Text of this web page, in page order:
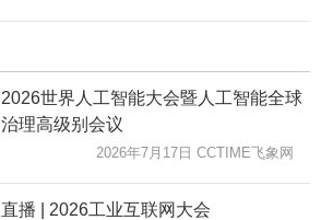
2026世界人工智能大会暨人工智能全球
治理高级别会议
2026年7月17日 CCTIME飞象网
直播 | 2026工业互联网大会